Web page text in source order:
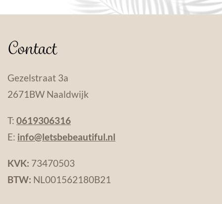
Contact
Gezelstraat 3a
2671BW Naaldwijk
T: 0619306316
E: info@letsbebeautiful.nl
KVK: 73470503
BTW: NL001562180B21